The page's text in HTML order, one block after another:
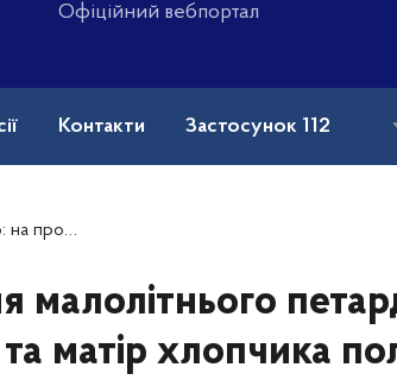
Офіційний вебпортал
Контакти Застосунок 112
адмінматеріали
малолітнього
матір хлопчика